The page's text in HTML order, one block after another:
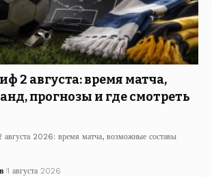
2 августа: время матча,
прогнозы и где смотреть
2026: время матча, возможные составы
1 августа 2026